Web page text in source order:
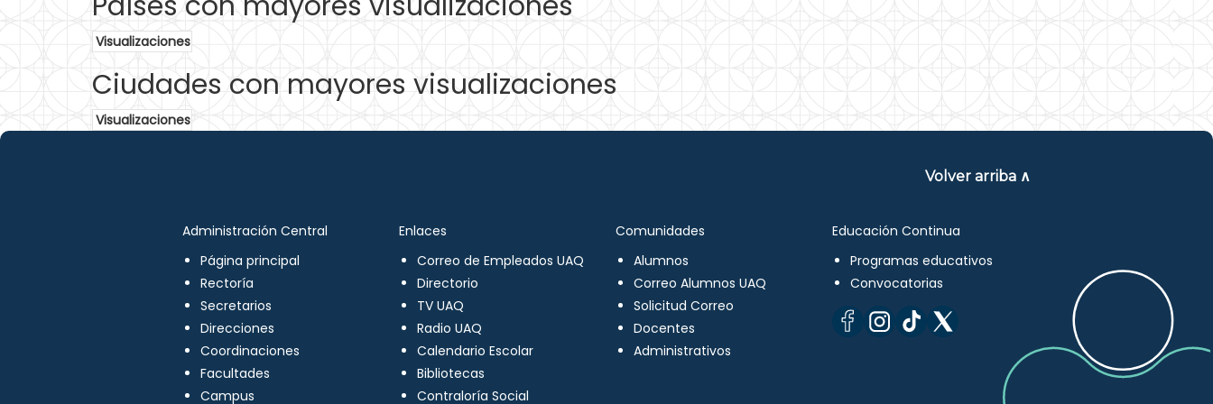
Visualizaciones
Ciudades con mayores visualizaciones
Visualizaciones
Volver arriba ∧
Administración Central
Página principal
Rectoría
Secretarios
Direcciones
Coordinaciones
Facultades
Campus
Enlaces
Correo de Empleados UAQ
Directorio
TV UAQ
Radio UAQ
Calendario Escolar
Bibliotecas
Contraloría Social
Comunidades
Alumnos
Correo Alumnos UAQ
Solicitud Correo
Docentes
Administrativos
Educación Continua
Programas educativos
Convocatorias